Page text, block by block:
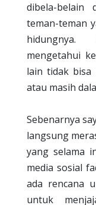
dibela-
teman-teman
hidungnya.
mengetahui
lain tidak
atau masih
Sebenarnya
langsung
yang selama
media sosial
ada rencana
untuk